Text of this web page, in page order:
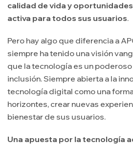
calidad de vida y
activa para todos sus usuarios.
Pero hay algo que diferencia a
siempre ha tenido una visión
que la tecnología es un poderoso
inclusión. Siempre abierta a la
tecnología digital como una
horizontes, crear nuevas
bienestar de sus usuarios.
Una apuesta por la tecnología